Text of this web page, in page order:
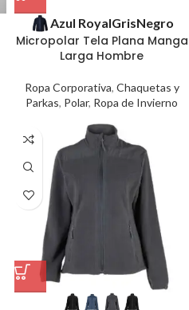
Azul RoyalGrisNegro
Micropolar Tela Plana Manga
Larga Hombre
Ropa Corporativa, Chaquetas y
Parkas, Polar, Ropa de Invierno